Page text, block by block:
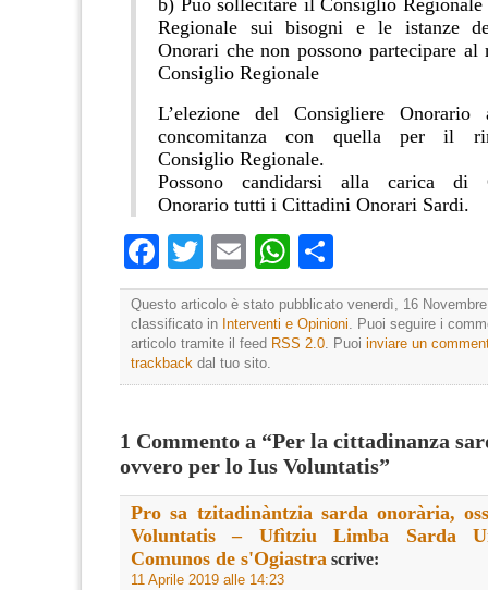
b) Può sollecitare il Consiglio
Regionale sui bisogni e le istanze
Onorari che non possono partecipare al
Consiglio Regionale
L’elezione del Consigliere Onorario
concomitanza con quella per il
Consiglio Regionale.
Possono candidarsi alla carica di
Onorario tutti i Cittadini Onorari Sardi.
Facebook
TwitterEmailWhatsApp
Questo articolo è stato pubblicato venerdì, 16
classificato in Interventi e Opinioni . Puoi seguire i
articolo tramite il feed RSS 2.0 . Puoi inviare un
trackback dal tuo sito.
1 Commento a “Per la cittadinanza
ovvero per lo Ius Voluntatis”
Pro sa tzitadinàntzia sarda onorària,
Voluntatis – Ufìtziu Limba Sarda
Comunos de s'Ogiastra scrive:
11 Aprile 2019 alle 14:23